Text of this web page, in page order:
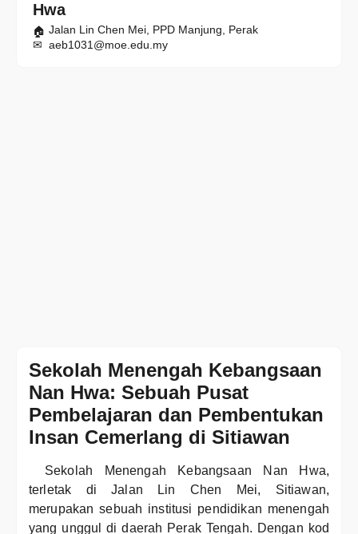
Hwa
Jalan Lin Chen Mei, PPD Manjung, Perak
aeb1031@moe.edu.my
Sekolah Menengah Kebangsaan
Nan Hwa: Sebuah Pusat
Pembelajaran dan Pembentukan
Insan Cemerlang di Sitiawan
Sekolah Menengah Kebangsaan Nan Hwa,
terletak di Jalan Lin Chen Mei, Sitiawan,
merupakan sebuah institusi pendidikan menengah
yang unggul di daerah Perak Tengah. Dengan kod